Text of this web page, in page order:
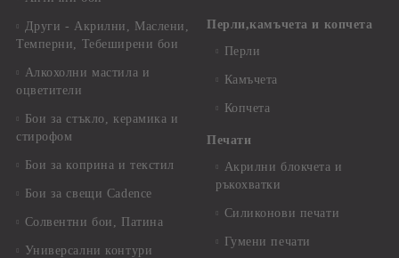
Други - Акрилни, Маслени,
Темперни, Тебеширени бои
Алкохолни мастила и
оцветители
Бои за стъкло, керамика и
стирофом
Бои за коприна и текстил
Бои за свещи Cadence
Солвентни бои, Патина
Универсални контури
Перли,камъчета и копчета
Перли
Камъчета
Копчета
Печати
Акрилни блокчета и
ръкохватки
Силиконови печати
Гумени печати